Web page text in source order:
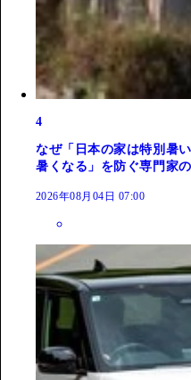
4
なぜ「日本の家は特別暑
暑くなる」を防ぐ専門家
2026年08月04日 07:00